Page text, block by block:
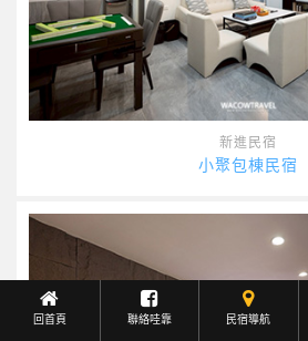
新進民宿
小聚包棟民宿
回首頁 聯絡哇靠 民宿導航